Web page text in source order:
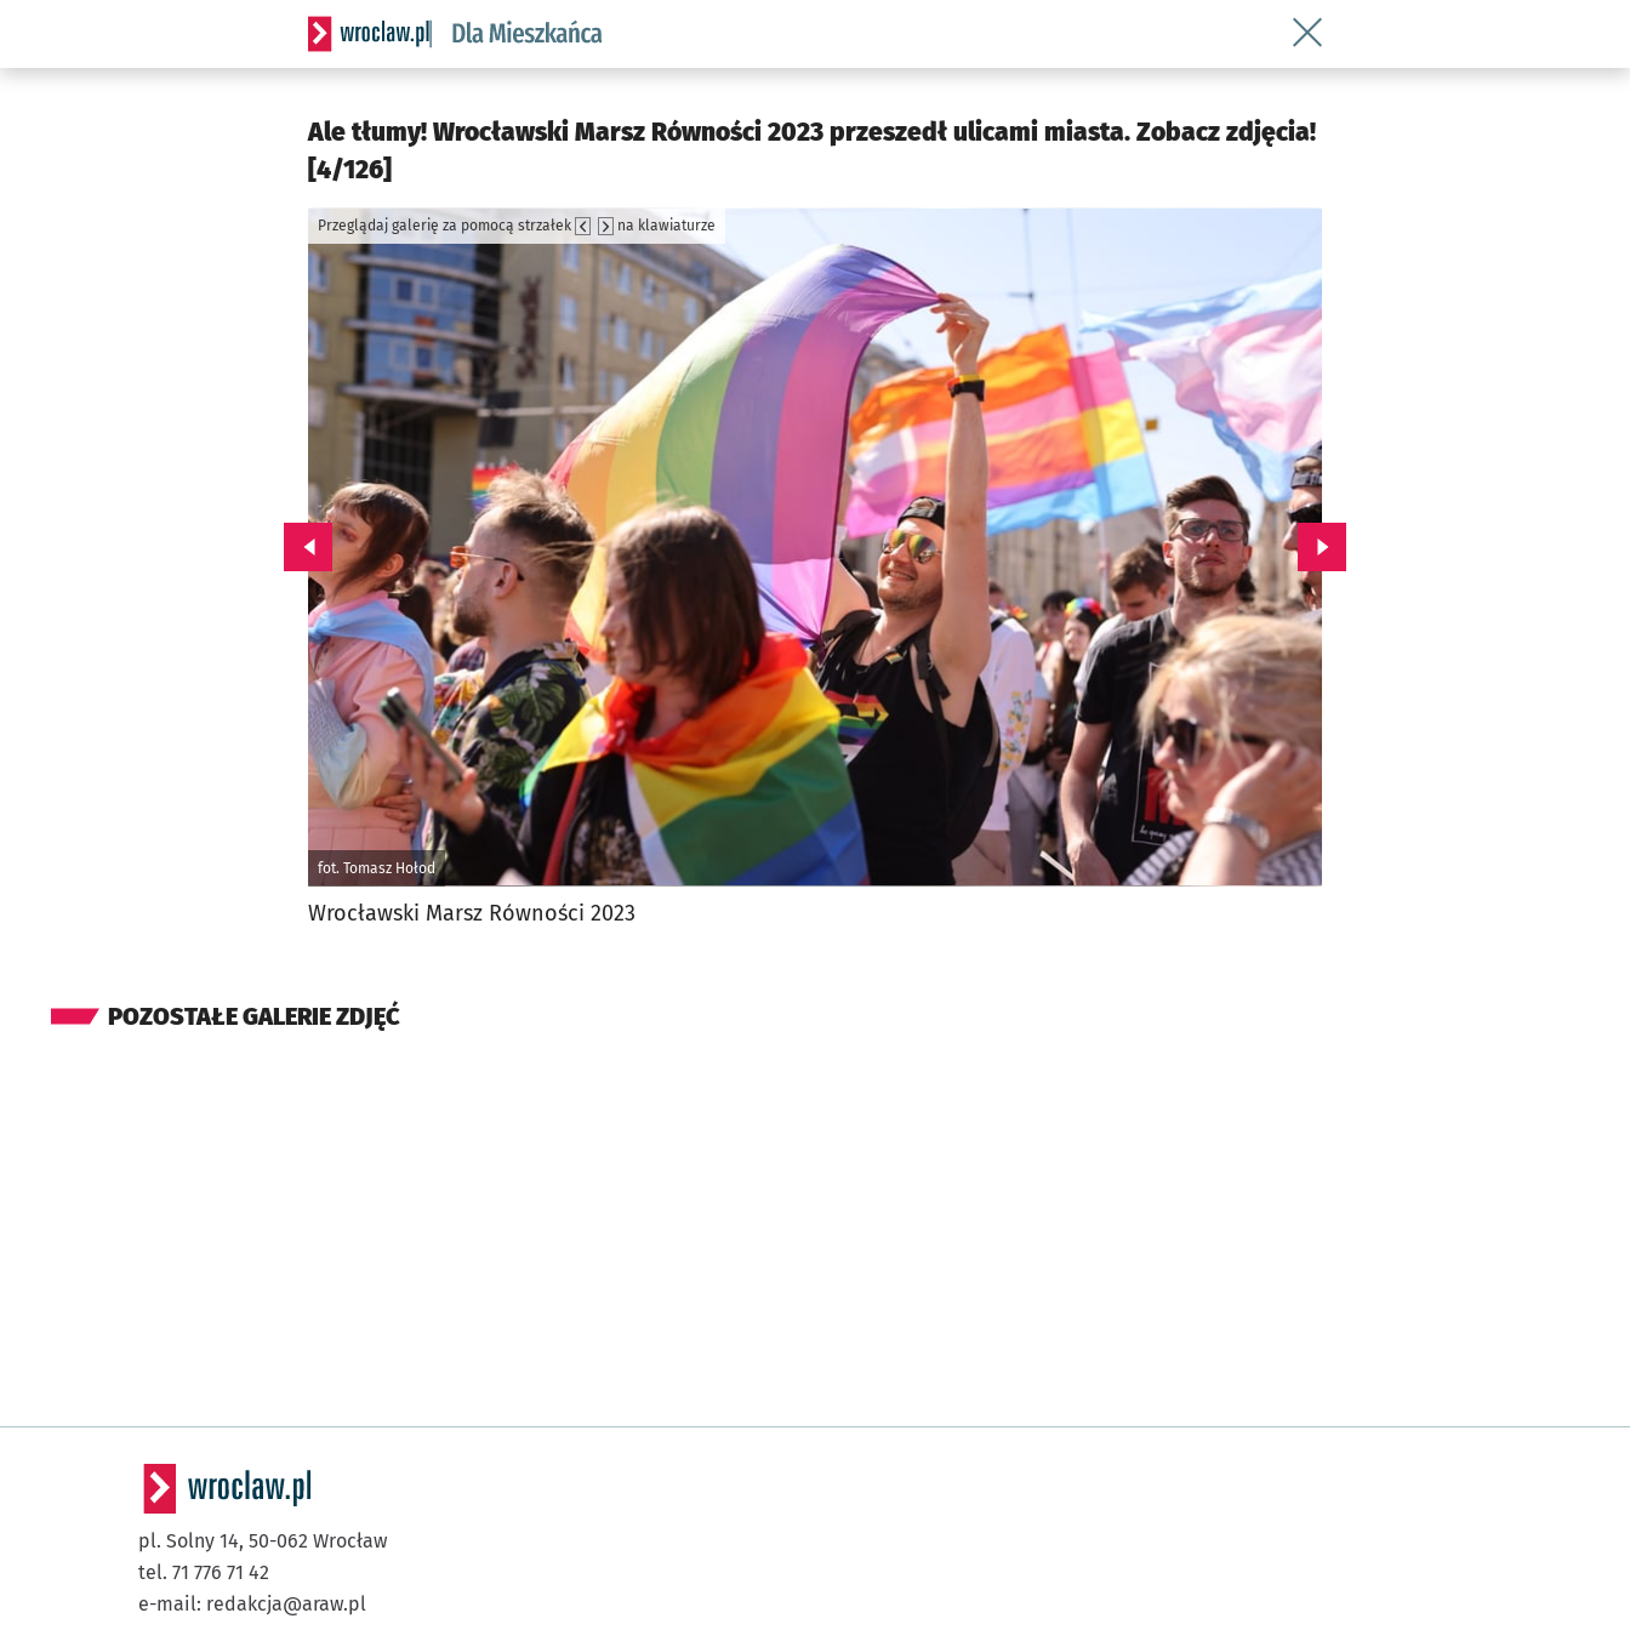
Serwis informacyjny wroclaw.pl podserwis: Dla mieszkańca
Wróć do artykułu Ale tłumy!
Ale tłumy! Wrocławski Marsz Równości 2023 przeszedł ulicami miasta. Zobacz zdjęcia!
[4/126]
fot. Tomasz Hołod
Przeglądaj galerię za pomocą strzałek na klawiaturze
Przejdź do poprzedniego zdjęcia. Przejdź do kolejnego zdjęcia.
Wrocławski Marsz Równości 2023
POZOSTAŁE GALERIE ZDJĘĆ
pl. Solny 14, 50-062 Wrocław
tel. 71 776 71 42
e-mail: redakcja@araw.pl